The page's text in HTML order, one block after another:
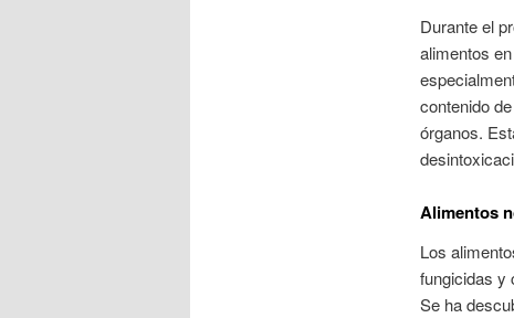
Durante el
alimentos
contenido
órganos.
Alimentos
Los
fungicidas y
Se ha